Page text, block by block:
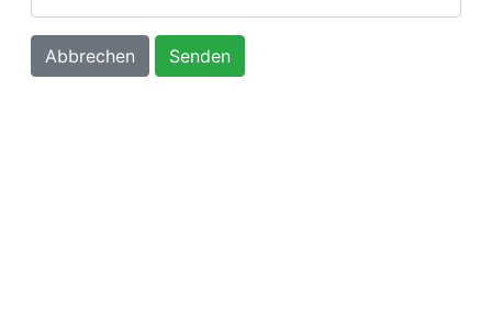
Abbrechen Senden